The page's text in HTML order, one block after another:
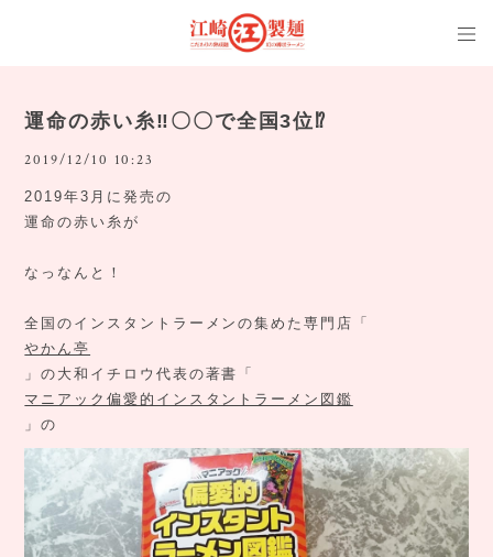
運命の赤い糸‼️〇〇で全国3位⁉️
2019/12/10 10:23
2019年3月に発売の
運命の赤い糸が
なっなんと！
全国のインスタントラーメンの集めた専門店「
やかん亭
」の大和イチロウ代表の著書「
マニアック偏愛的インスタントラーメン図鑑
」の